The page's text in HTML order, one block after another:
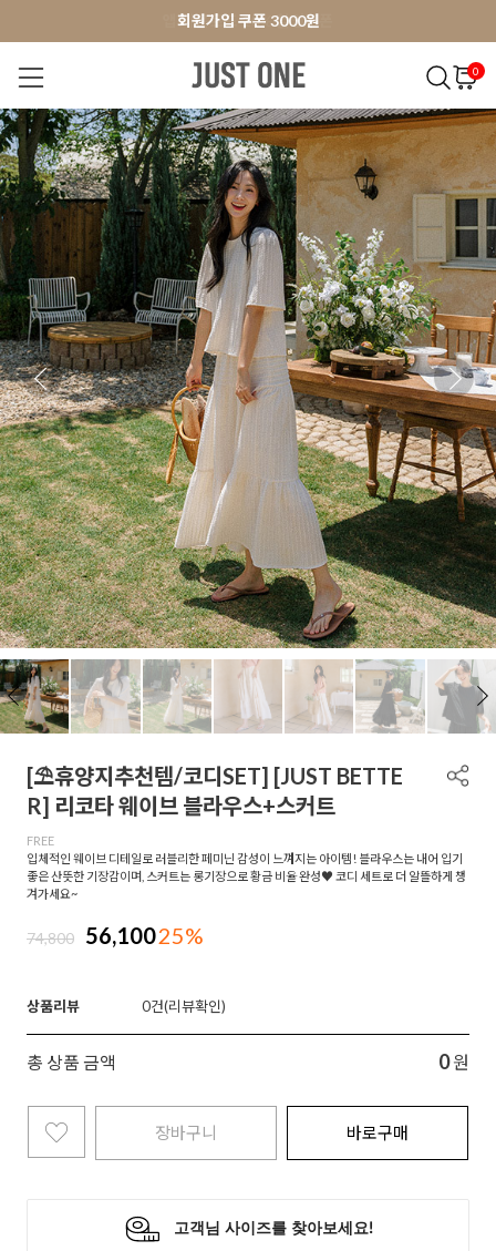
앱 다운로드 10% 할인쿠폰
회원가입 쿠폰 3000원
앱 다운로드 10% 할인쿠폰
회원가입 쿠폰 3000원
0
NEW 7% BEST 오늘출발 MADE . J 상의 팬츠 아
[⛱️휴양지추천템/코디SET] [JUST BETTE
R] 리코타 웨이브 블라우스+스커트
FREE
입체적인 웨이브 디테일로 러블리한 페미닌 감성이 느껴지는 아이템! 블라우스는 내어 입기
좋은 산뜻한 기장감이며, 스커트는 롱기장으로 황금 비율 완성♥ 코디 세트로 더 알뜰하게 챙
겨가세요~
74,800 56,10025%
상품리뷰 0
총 상품 금액 0 원
장바구니 바로구매